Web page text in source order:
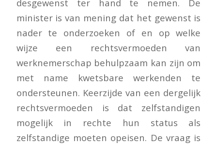
desgewenst ter hand te nemen. De
minister is van mening dat het gewenst is
nader te onderzoeken of en op welke
wijze een rechtsvermoeden van
werknemerschap behulpzaam kan zijn om
met name kwetsbare werkenden te
ondersteunen. Keerzijde van een dergelijk
rechtsvermoeden is dat zelfstandigen
mogelijk in rechte hun status als
zelfstandige moeten opeisen. De vraag is